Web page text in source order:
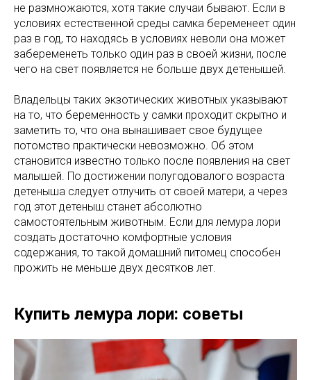
не размножаются, хотя такие случаи бывают. Если в
условиях естественной среды самка беременеет один
раз в год, то находясь в условиях неволи она может
забеременеть только один раз в своей жизни, после
чего на свет появляется не больше двух детенышей.
Владельцы таких экзотических животных указывают
на то, что беременность у самки проходит скрытно и
заметить то, что она вынашивает свое будущее
потомство практически невозможно. Об этом
становится известно только после появления на свет
малышей. По достижении полугодовалого возраста
детеныша следует отлучить от своей матери, а через
год этот детеныш станет абсолютно
самостоятельным животным. Если для лемура лори
создать достаточно комфортные условия
содержания, то такой домашний питомец способен
прожить не меньше двух десятков лет.
Купить лемура лори: советы